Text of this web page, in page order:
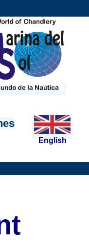
English